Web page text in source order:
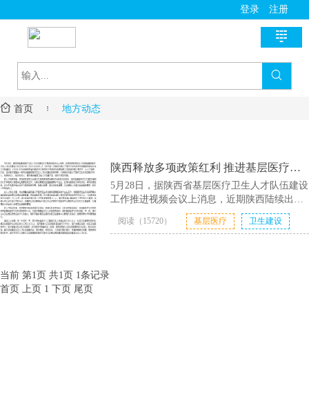
登录 注册


首页
新医讯
诊疗指南
医疗技术
名医风采
药房明星
医学教育
资料学习
慢病管理
 首页  地方动态
陕西释放多项政策红利 推进基层医疗卫
生人才队伍建设
5月28日，据陕西省基层医疗卫生人才队伍建设
工作推进视频会议上消息，近期陕西陆续出台
《陕西省基层医疗卫生人才队伍建设三年行动
计划（2024-2026年）》《关于进一步做好为县
阅读（15720） 基层医疗
卫生建设
当前 第1页 共1页 1条记录
首页 上页 1 下页 尾页